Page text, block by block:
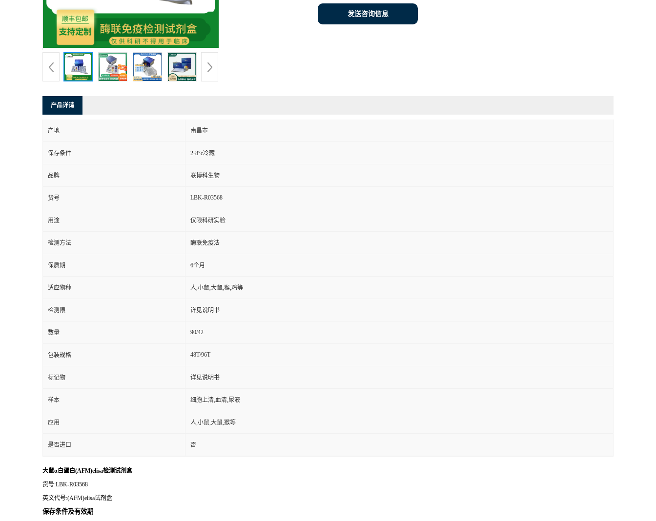
发送咨询信息
产品详请
产地 南昌市
保存条件 2-8°c冷藏
品牌 联博科生物
货号 LBK-R03568
用途 仅限科研实验
检测方法 酶联免疫法
保质期 6个月
适应物种 人,小鼠,大鼠,猴,鸡等
检测限 详见说明书
数量 90/42
包装规格 48T/96T
标记物 详见说明书
样本 细胞上清,血清,尿液
应用 人,小鼠,大鼠,猴等
是否进口 否
大鼠α白蛋白(AFM)elisa检测试剂盒
货号:LBK-R03568
英文代号:(AFM)elisa试剂盒
保存条件及有效期